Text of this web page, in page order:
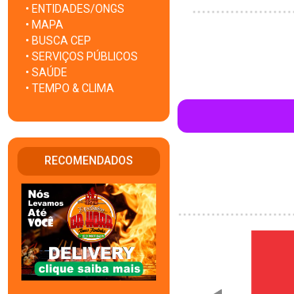
• ENTIDADES/ONGS
• MAPA
• BUSCA CEP
• SERVIÇOS PÚBLICOS
• SAÚDE
• TEMPO & CLIMA
RECOMENDADOS